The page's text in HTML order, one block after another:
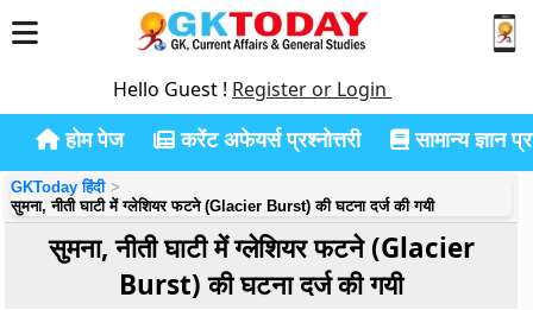
Hello Guest ! Register or Login
होम पेज करेंट अफेयर्स प्रश्नोत्तरी सामान्य ज्ञान
GKToday हिंदी
सुमना, नीती घाटी में ग्लेशियर फटने (Glacier Burst) की घटना दर्ज की गयी
सुमना, नीती घाटी में ग्लेशियर फटने (Glacier
Burst) की घटना दर्ज की गयी